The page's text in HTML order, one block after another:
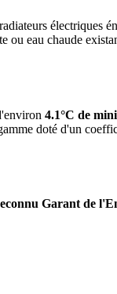
électriques
ou eau chaude
4.1°C de
doté d'un
Garant de